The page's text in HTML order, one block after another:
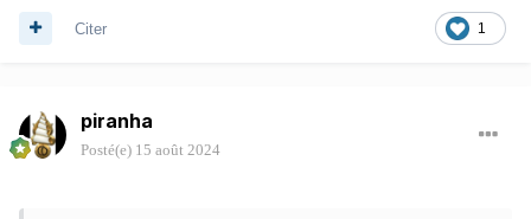
1
Citer
piranha
Posté(e) 15 août 2024